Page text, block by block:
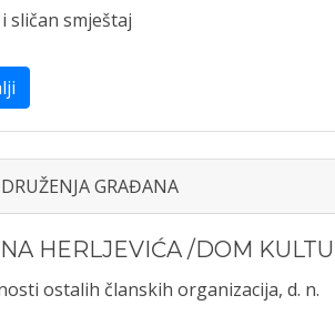
sličan smještaj
GRAĐANA
HERLJEVIĆA /DOM
ostalih članskih organizacija, d. n.